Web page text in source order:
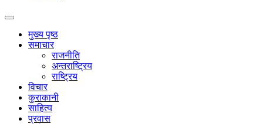
मुख्य पृष्ठ
समाचार
राजनीति
अन्तराष्ट्रिय
राष्ट्रिय
विचार
कुराकानी
साहित्य
प्रवास